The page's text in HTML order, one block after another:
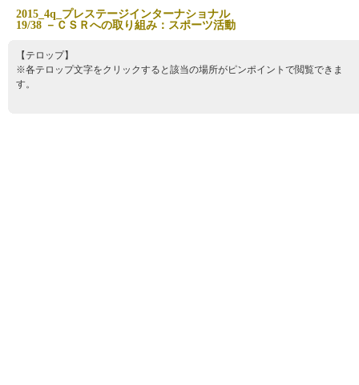
2015 4q プレステージインターナショナル
19/38 － Ｃ Ｓ Ｒへの取 り組み ： スポーツ活動
【テロップ】
※各テロップ文字をクリックすると該当の場所がピンポイントで閲覧できま
す。